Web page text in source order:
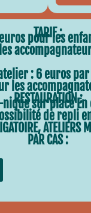
TARIF :
pour les
les
: 6 euros
les
RESTAURATION :
sur place En
de repli
ATELIERS
PAR CAS :